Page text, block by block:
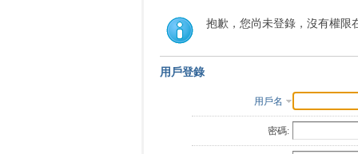
抱歉，您尚未登錄，沒有權限
用戶登錄
用戶名
密碼: